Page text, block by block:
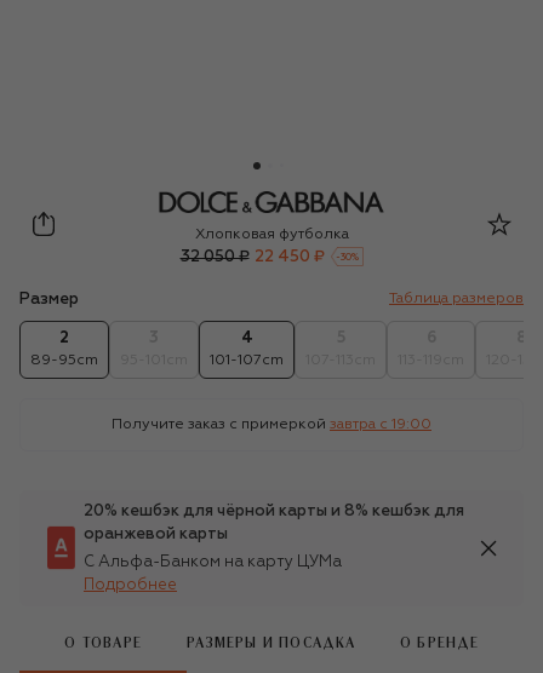
Dolce & Gabbana
Хлопковая футболка
32 050 ₽ 22 450 ₽ -30%
Размер Таблица размеров
2
89-95cm
4
101-107cm
Получите заказ с примеркой завтра c 19:00
20% кешбэк для чёрной карты и 8% кешбэк для
оранжевой карты
С Альфа-Банком на карту ЦУМа
Подробнее
О ТОВАРЕ РАЗМЕРЫ И ПОСАДКА О БРЕНДЕ